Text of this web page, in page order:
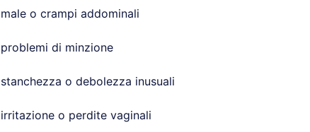
male o crampi addominali
problemi di minzione
stanchezza o debolezza inusuali
irritazione o perdite vaginali